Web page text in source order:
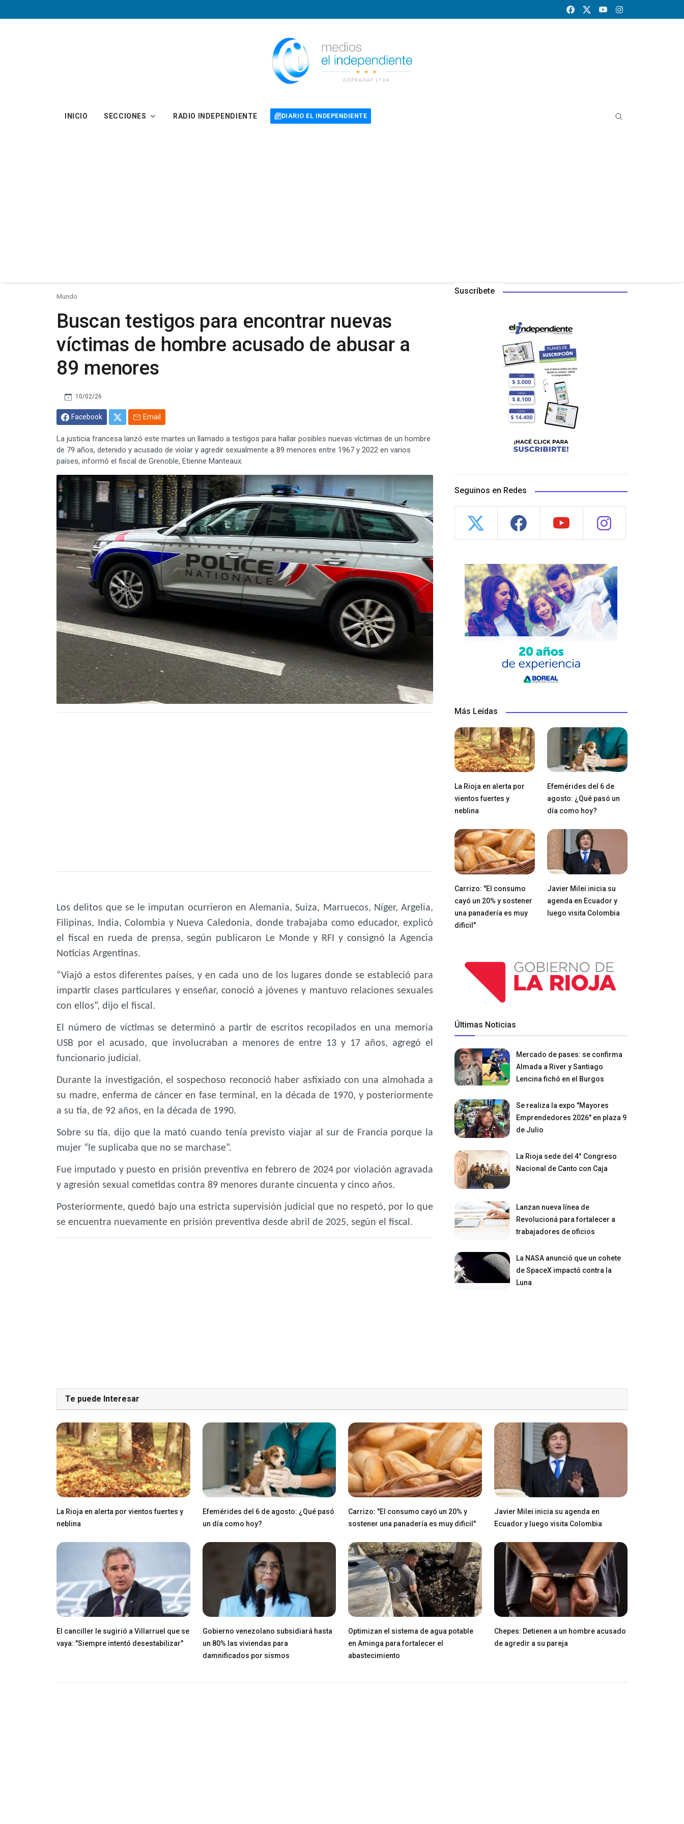
INICIO SECCIONES RADIO INDEPENDIENTE DIARIO EL INDEPENDIENTE
Mundo
Buscan testigos para encontrar nuevas
víctimas de hombre acusado de abusar a
89 menores
10/02/26
Facebook Email
La justicia francesa lanzó este martes un llamado a testigos para hallar posibles nuevas víctimas de un hombre
de 79 años, detenido y acusado de violar y agredir sexualmente a 89 menores entre 1967 y 2022 en varios
países, informó el fiscal de Grenoble, Etienne Manteaux.
Los delitos que se le imputan ocurrieron en Alemania, Suiza, Marruecos, Níger, Argelia,
Filipinas, India, Colombia y Nueva Caledonia, donde trabajaba como educador, explicó
el fiscal en rueda de prensa, según publicaron Le Monde y RFI y consignó la Agencia
Noticias Argentinas.
“Viajó a estos diferentes países, y en cada uno de los lugares donde se estableció para
impartir clases particulares y enseñar, conoció a jóvenes y mantuvo relaciones sexuales
con ellos”, dijo el fiscal.
El número de víctimas se determinó a partir de escritos recopilados en una memoria
USB por el acusado, que involucraban a menores de entre 13 y 17 años, agregó el
funcionario judicial.
Durante la investigación, el sospechoso reconoció haber asfixiado con una almohada a
su madre, enferma de cáncer en fase terminal, en la década de 1970, y posteriormente
a su tía, de 92 años, en la década de 1990.
Sobre su tía, dijo que la mató cuando tenía previsto viajar al sur de Francia porque la
mujer “le suplicaba que no se marchase”.
Fue imputado y puesto en prisión preventiva en febrero de 2024 por violación agravada
y agresión sexual cometidas contra 89 menores durante cincuenta y cinco años.
Posteriormente, quedó bajo una estricta supervisión judicial que no respetó, por lo que
se encuentra nuevamente en prisión preventiva desde abril de 2025, según el fiscal.
Suscríbete
Seguinos en Redes
Más Leídas
La Rioja en alerta por
vientos fuertes y
neblina
Efemérides del 6 de
agosto: ¿Qué pasó un
día como hoy?
Carrizo: "El consumo
cayó un 20% y sostener
una panadería es muy
dificil"
Javier Milei inicia su
agenda en Ecuador y
luego visita Colombia
Últimas Noticias
Mercado de pases: se confirma
Almada a River y Santiago
Lencina fichó en el Burgos
Se realiza la expo "Mayores
Emprendedores 2026" en plaza 9
de Julio
La Rioja sede del 4° Congreso
Nacional de Canto con Caja
Lanzan nueva línea de
Revolucioná para fortalecer a
trabajadores de oficios
La NASA anunció que un cohete
de SpaceX impactó contra la
Luna
Te puede Interesar
La Rioja en alerta por vientos fuertes y
neblina
Efemérides del 6 de agosto: ¿Qué pasó
un día como hoy?
Carrizo: "El consumo cayó un 20% y
sostener una panadería es muy dificil"
Javier Milei inicia su agenda en
Ecuador y luego visita Colombia
El canciller le sugirió a Villarruel que se
vaya: "Siempre intentó desestabilizar"
Gobierno venezolano subsidiará hasta
un 80% las viviendas para
damnificados por sismos
Optimizan el sistema de agua potable
en Aminga para fortalecer el
abastecimiento
Chepes: Detienen a un hombre acusado
de agredir a su pareja